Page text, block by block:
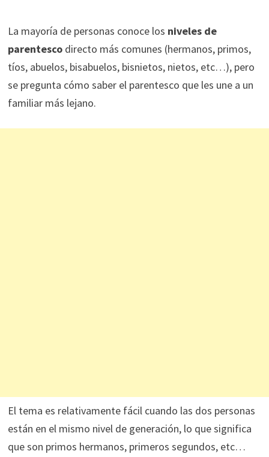
La mayoría de personas conoce los niveles de
parentescodirecto más comunes (hermanos, primos,
tíos, abuelos, bisabuelos, bisnietos, nietos, etc…), pero
se pregunta cómo saber el parentesco que les une a un
familiar más lejano.
El tema es relativamente fácil cuando las dos personas
están en el mismo nivel de generación, lo que significa
que son primos hermanos, primeros segundos, etc…